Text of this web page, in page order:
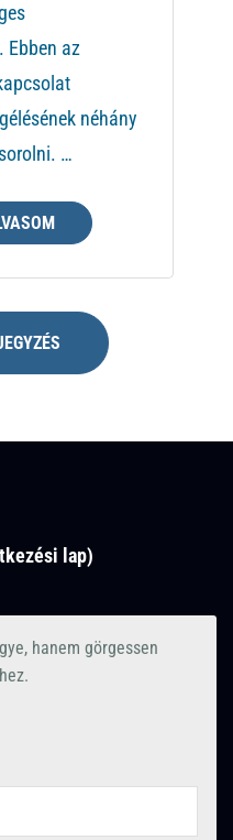
Ebben az
néhány
…
lap)
hanem görgessen